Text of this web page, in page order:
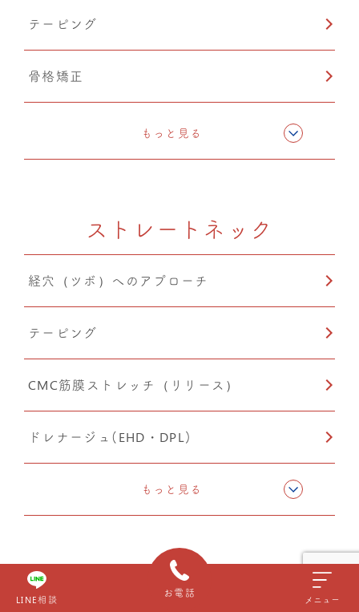
LINE相談
お電話
メニュー
テーピング
骨格矯正
CMC筋膜ストレッチ（リリース）
産後矯正
自律神経調整
O脚矯正
猫背矯正
もっと見る
ストレートネック
経穴（ツボ）へのアプローチ
テーピング
CMC筋膜ストレッチ（リリース）
ドレナージュ(EHD・DPL)
もっと見る
ぎっくり腰